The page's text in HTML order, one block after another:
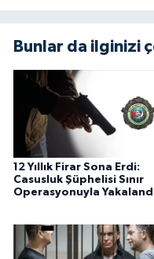
Bunlar da ilginizi
12 Yıllık Firar Sona Erdi:
Casusluk Şüphelisi Sınır
Operasyonuyla